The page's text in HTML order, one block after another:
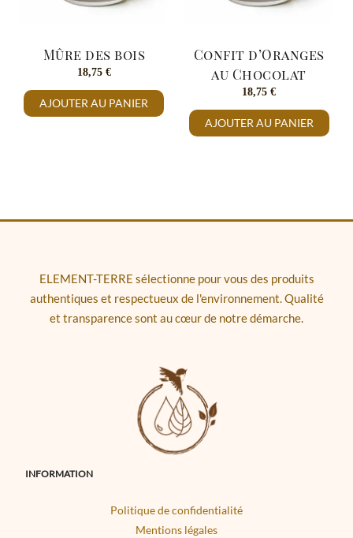
Mûre des bois
18,75 €
AJOUTER AU PANIER
Confit d’Oranges
au Chocolat
18,75€
AJOUTER AU PANIER
ELEMENT-TERRE sélectionne pour vous des produits
authentiques et respectueux de l'environnement. Qualité
et transparence sont au cœur de notre démarche.
INFORMATION
Politique de confidentialité
Mentions légales